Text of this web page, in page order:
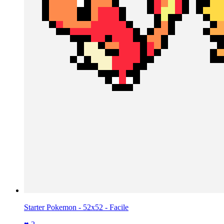
Starter Pokemon - 52x52 - Facile